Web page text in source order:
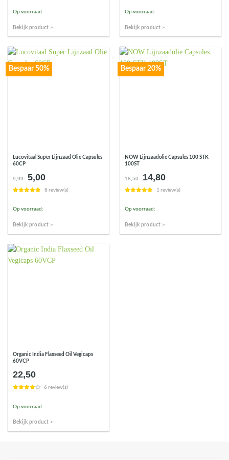
Op voorraad:
Bekijk product >
Op voorraad:
Bekijk product >
Bespaar 50%
Lucovitaal Super Lijnzaad Olie Capsules
60CP
9,99
Oorspronkelijke
prijs
was:
5,00Huidige
is:
8 review(s)
Op voorraad:
Bekijk product >
Bespaar 20%
NOW Lijnzaadolie Capsules 100 STK
100ST
18,50
Oorspronkelijke
prijs
was:
14,80Huidige
prijs
is:
1 review(s)
Op voorraad:
Bekijk product >
Organic India Flaxseed Oil Vegicaps
60VCP
22,50
6 review(s)
Op voorraad:
Bekijk product >